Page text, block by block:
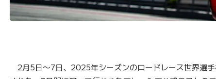
2月5日〜7日、2025年シーズンのロードレース世界選